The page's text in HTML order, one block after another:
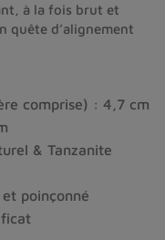
à la fois brut et
quête d’alignement
comprise) : 4,7 cm
& Tanzanite
poinçonné